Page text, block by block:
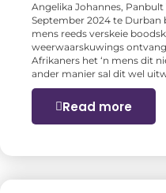
Angelika Johannes, Panbult
September 2024 te Durban
mens reeds verskeie
weerwaarskuwings
Afrikaners het ‘n mens dit
ander manier sal dit wel
Read more